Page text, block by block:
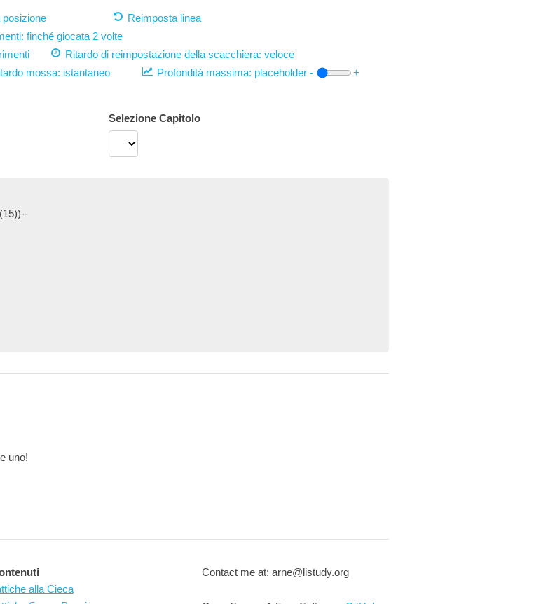
Reimposta linea
finché giocata 2 volte
Ritardo di reimpostazione della scacchiera: veloce
mossa: istantaneo Profondità massima: placeholder -
+
Selezione Capitolo
uno!
alla Cieca
Contact me at: arne@listudy.org